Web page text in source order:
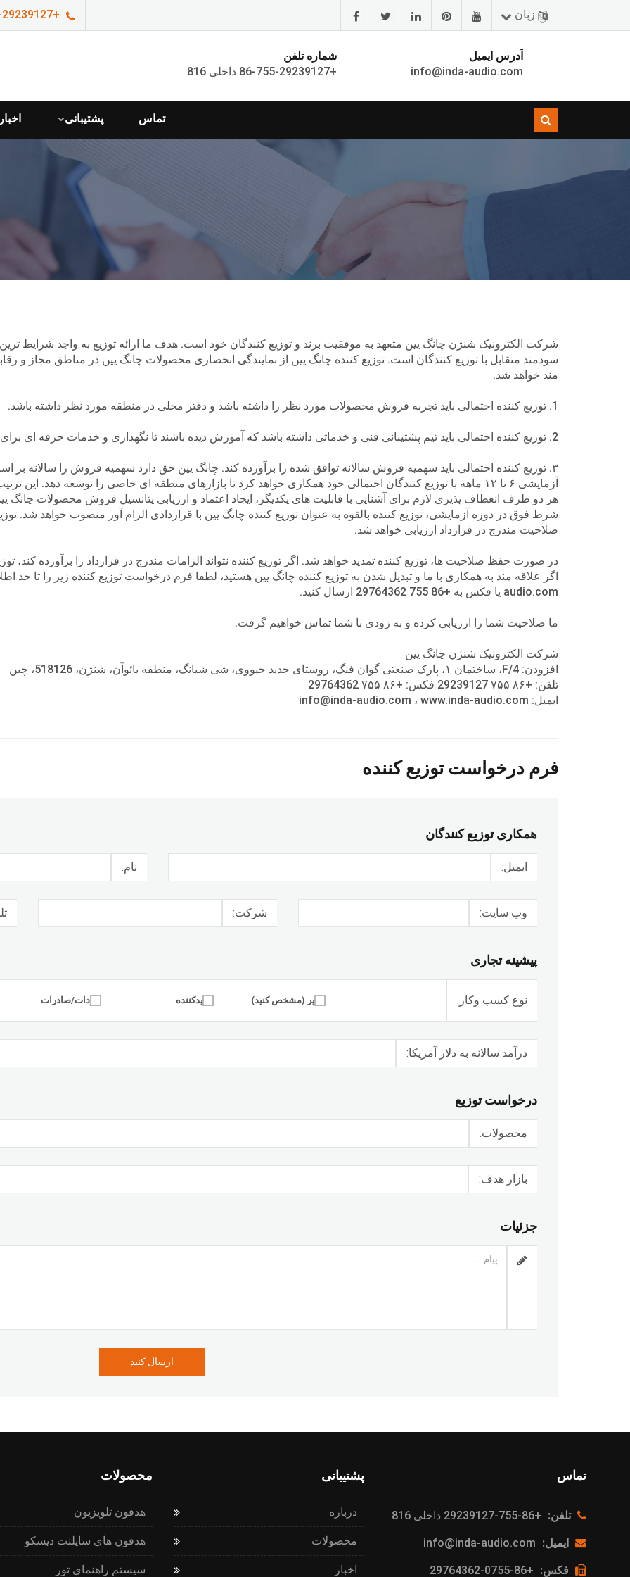
+86-755-29239127 داخلی 816 زبان
آدرس ایمیل
info@inda-audio.com
شماره تلفن
+86-755-29239127 داخلی 816
پشتیبانی تماس
شرکت الکترونیک شنژن چانگ یین متعهد به موفقیت برند و توزیع کنندگان خود است. هدف ما ارائه توزیع به واجد شرایط ترین
سودمند متقابل با توزیع کنندگان است. توزیع کننده چانگ یین از نمایندگی انحصاری محصولات چانگ یین در مناطق مجاز و
مند خواهد شد.
1. توزیع کننده احتمالی باید تجربه فروش محصولات مورد نظر را داشته باشد و دفتر محلی در منطقه مورد نظر داشته باشد.
2. توزیع کننده احتمالی باید تیم پشتیبانی فنی و خدماتی داشته باشد که آموزش دیده باشند تا نگهداری و خدمات حرفه ای
۳. توزیع کننده احتمالی باید سهمیه فروش سالانه توافق شده را برآورده کند. چانگ یین حق دارد سهمیه فروش را سالانه بر
آزمایشی ۶ تا ۱۲ ماهه با توزیع کنندگان احتمالی خود همکاری خواهد کرد تا بازارهای منطقه ای خاصی را توسعه دهد. این ترتیب به صورت زیر است
هر دو طرف انعطاف پذیری لازم برای آشنایی با قابلیت های یکدیگر، ایجاد اعتماد و ارزیابی پتانسیل فروش محصولات چانگ
شرط فوق در دوره آزمایشی، توزیع کننده بالقوه به عنوان توزیع کننده چانگ یین با قراردادی الزام آور منصوب خواهد شد.
صلاحیت مندرج در قرارداد ارزیابی خواهد شد.
در صورت حفظ صلاحیت ها، توزیع کننده تمدید خواهد شد. اگر توزیع کننده نتواند الزامات مندرج در قرارداد را برآورده کند،
audio.com یا فکس به +86 755 29764362 ارسال کنید.
ما صلاحیت شما را ارزیابی کرده و به زودی با شما تماس خواهیم گرفت.
شرکت الکترونیک شنژن چانگ یین
افزودن: 4/F، ساختمان ۱، پارک صنعتی گوان فنگ، روستای جدید جیووی، شی شیانگ، منطقه بائوآن، شنژن، 518126، چین
تلفن: +۸۶ ۷۵۵ 29239127 فکس: +۸۶ ۷۵۵ 29764362
ایمیل: info@inda-audio.com ، www.inda-audio.com
فرم درخواست توزیع کننده
همکاری توزیع کنندگان
نام: ایمیل:
شرکت: وب سایت:
پیشینه تجاری
نوع کسب وکار: واردات/صادرات تولیدکننده سایر (مشخص کنید)
درآمد سالانه به دلار آمریکا:
درخواست توزیع
محصولات:
بازار هدف:
جزئیات
ارسال کنید
محصولات
هدفون تلویزیون
هدفون های سایلنت دیسکو
سیستم راهنمای تور
پشتیبانی
درباره
محصولات
اخبار
تماس
تلفن: +86-755-29239127 داخلی 816
ایمیل: info@inda-audio.com
فکس: +86-0755-29764362